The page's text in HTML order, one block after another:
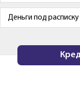
Деньги под расписку